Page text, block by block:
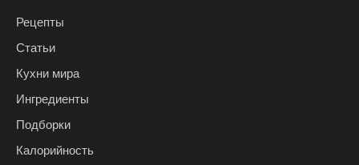
Рецепты
Статьи
Кухни мира
Ингредиенты
Подборки
Калорийность